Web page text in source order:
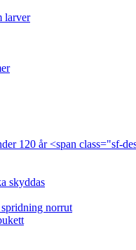
larver
120 år <span class="sf-
skyddas
norrut